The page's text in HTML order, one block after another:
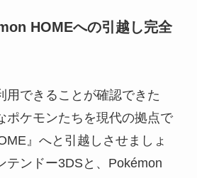
HOMEへの引越し完全
用できることが確認できた
ポケモンたちを現代の拠点で
』へと引越しさせましょ
テンドー3DSと、Pokémon